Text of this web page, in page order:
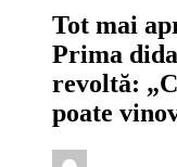
Tot mai
Prima
revoltă:
poate